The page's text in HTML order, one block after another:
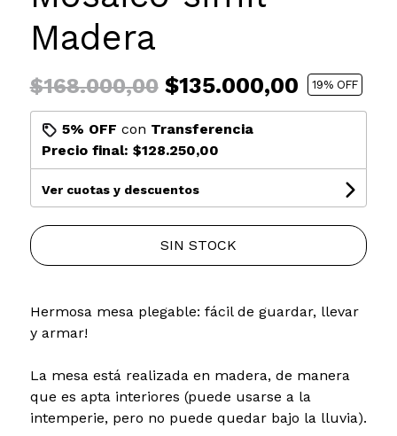
Madera
$168.000,00$135.000,00 19% OFF
5% OFF con Transferencia
Precio final: $128.250,00
Ver cuotas y descuentos
SIN STOCK
Hermosa mesa plegable: fácil de guardar, llevar
y armar!
La mesa está realizada en madera, de manera
que es apta interiores (puede usarse a la
intemperie, pero no puede quedar bajo la lluvia).